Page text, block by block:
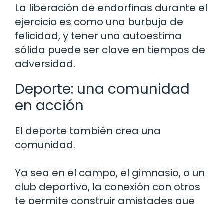
La liberación de endorfinas durante el
ejercicio es como una burbuja de
felicidad, y tener una autoestima
sólida puede ser clave en tiempos de
adversidad.
Deporte: una comunidad
en acción
El deporte también crea una
comunidad.
Ya sea en el campo, el gimnasio, o un
club deportivo, la conexión con otros
te permite construir amistades que